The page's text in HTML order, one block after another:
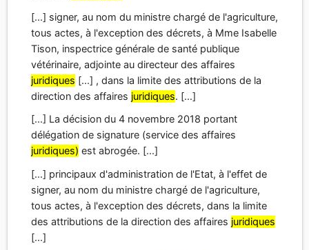
juridiques) est abrogée. [...]
[...] principaux d'administration de l'Etat, à l'effet de
signer, au nom du ministre chargé de l'agriculture,
tous actes, à l'exception des décrets, dans la limite
des attributions de la direction des affairesjuridiques
[...]
[...] Le directeur des affaires juridiques , Vu le décret
n° 2005-850 du 27 juillet 2005 modifié relatif aux [...]
Décision du 6 janvier 2022